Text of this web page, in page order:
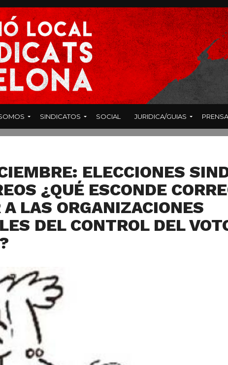
SINDICATOS SOCIAL JURIDICA/GUIAS
ELECCIONES
¿QUÉ ESCONDE
A LAS ORGANIZACIONES
DEL CONTROL DEL